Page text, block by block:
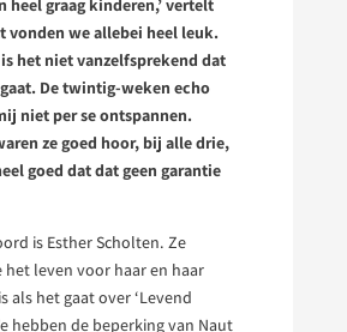
heel graag kinderen,’ vertelt
vonden we allebei heel leuk.
het niet vanzelfsprekend dat
De twintig-weken echo
niet per se ontspannen.
ze goed hoor, bij alle drie,
goed dat dat geen garantie
is Esther Scholten. Ze
leven voor haar en haar
als het gaat over ‘Levend
hebben de beperking van Naut